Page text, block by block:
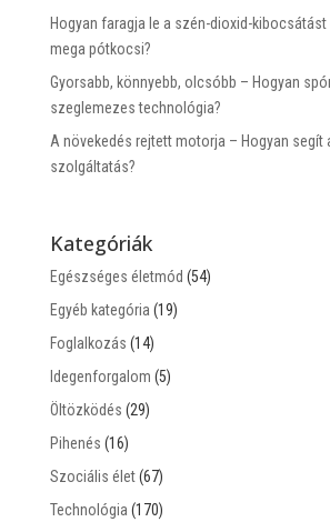
Hogyan faragja le a szén-dioxid-
mega pótkocsi?
Gyorsabb, könnyebb, olcsóbb – Hogyan
szeglemezes technológia?
A növekedés rejtett motorja – Hogyan segít
szolgáltatás?
Kategóriák
Egészséges életmód (54)
Egyéb kategória (19)
Foglalkozás (14)
Idegenforgalom (5)
Öltözködés (29)
Pihenés (16)
Szociális élet(67)
Technológia (170)